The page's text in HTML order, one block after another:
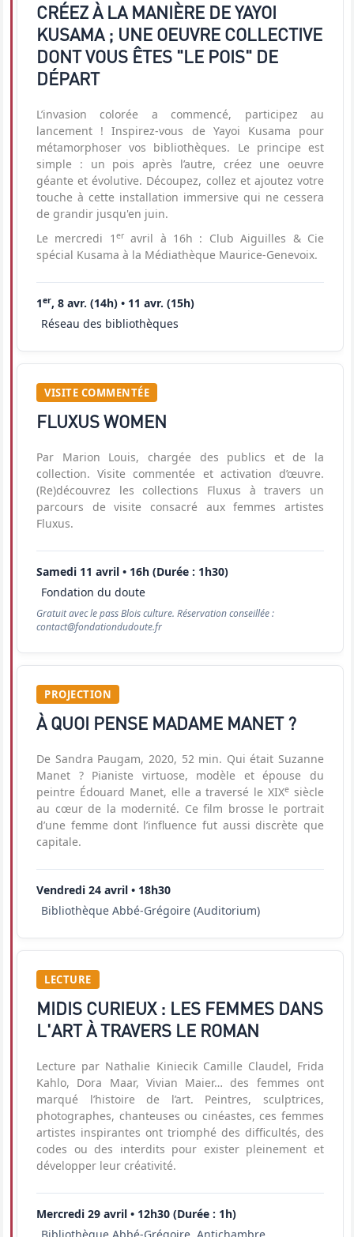
CRÉEZ À LA MANIÈRE DE YAYOI
KUSAMA ; UNE OEUVRE COLLECTIVE
DONT VOUS ÊTES "LE POIS" DE
DÉPART
L’invasion colorée a commencé, participez au
lancement ! Inspirez-vous de Yayoi Kusama pour
métamorphoser vos bibliothèques. Le principe est
simple : un pois après l’autre, créez une oeuvre
géante et évolutive. Découpez, collez et ajoutez votre
touche à cette installation immersive qui ne cessera
de grandir jusqu'en juin.
Le mercredi 1 eravril à 16h : Club Aiguilles & Cie
spécial Kusama à la Médiathèque Maurice-Genevoix.
1er, 8 avr. (14h) • 11 avr. (15h)
Réseau des bibliothèques
VISITE COMMENTÉE
FLUXUS WOMEN
Par Marion Louis, chargée des publics et de la
collection. Visite commentée et activation d’œuvre.
(Re)découvrez les collections Fluxus à travers un
parcours de visite consacré aux femmes artistes
Fluxus.
Samedi 11 avril • 16h (Durée : 1h30)
Fondation du doute
Gratuit avec le pass Blois culture. Réservation conseillée :
contact@fondationdudoute.fr
PROJECTION
À QUOI PENSE MADAME MANET ?
De Sandra Paugam, 2020, 52 min. Qui était Suzanne
Manet ? Pianiste virtuose, modèle et épouse du
peintre Édouard Manet, elle a traversé le XIXe siècle
au cœur de la modernité. Ce film brosse le portrait
d’une femme dont l’influence fut aussi discrète que
capitale.
Vendredi 24 avril • 18h30
Bibliothèque Abbé-Grégoire (Auditorium)
LECTURE
MIDIS CURIEUX : LES FEMMES DANS
L'ART À TRAVERS LE ROMAN
Lecture par Nathalie Kiniecik Camille Claudel, Frida
Kahlo, Dora Maar, Vivian Maier… des femmes ont
marqué l’histoire de l’art. Peintres, sculptrices,
photographes, chanteuses ou cinéastes, ces femmes
artistes inspirantes ont triomphé des difficultés, des
codes ou des interdits pour exister pleinement et
développer leur créativité.
Mercredi 29 avril • 12h30 (Durée : 1h)